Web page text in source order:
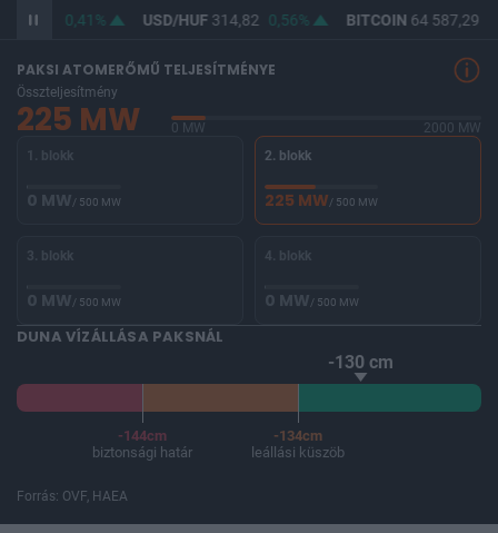
363,20 0,41% USD/HUF314,82 0,56% BITCOIN64 587,29
PAKSI ATOMERŐMŰ TELJESÍTMÉNYE
Összteljesítmény
225 MW 0 MW
2000 MW
1. blokk
0 MW/ 500 MW
2. blokk
225 MW/ 500 MW
3. blokk
0 MW/ 500 MW
4. blokk
0 MW/ 500 MW
DUNA VÍZÁLLÁSA PAKSNÁL
-130 cm
-144cm
biztonsági határ
-134cm
leállási küszöb
Forrás: OVF, HAEA